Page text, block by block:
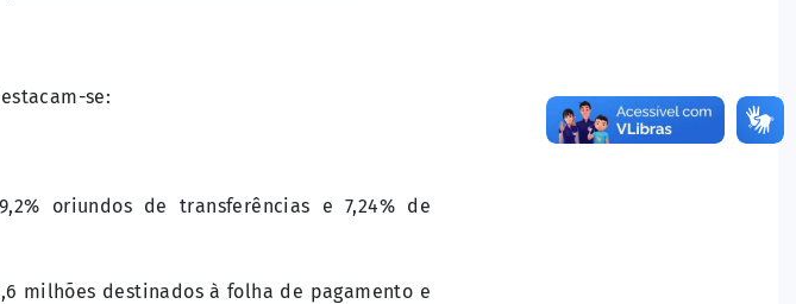
se:
oriundos de transferências e 7,24% de
milhões destinados à folha de pagamento e